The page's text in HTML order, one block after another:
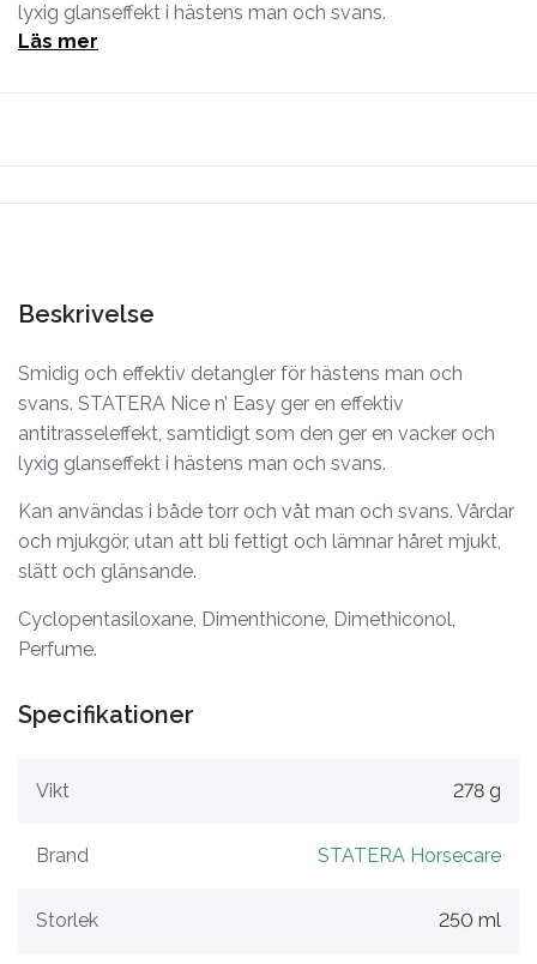
lyxig glanseffekt i hästens man och svans.
Läs mer
Beskrivelse
Smidig och effektiv detangler för hästens man och
svans. STATERA Nice n’ Easy ger en effektiv
antitrasseleffekt, samtidigt som den ger en vacker och
lyxig glanseffekt i hästens man och svans.
Kan användas i både torr och våt man och svans. Vårdar
och mjukgör, utan att bli fettigt och lämnar håret mjukt,
slätt och glänsande.
Cyclopentasiloxane, Dimenthicone, Dimethiconol,
Perfume.
Specifikationer
Vikt 278 g
Brand STATERA Horsecare
Storlek 250 ml